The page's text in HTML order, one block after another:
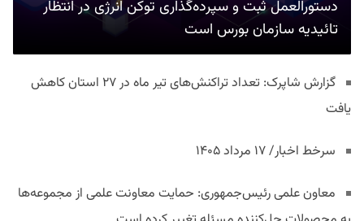
دستورالعمل ثبت و سپرده‌گذاری توکن انرژی در انتظار
تائیدیه سازمان بورس است
گزارش شاپرک: تعداد تراکنش‌های تیر ماه در ۲۷ استان‌ کاهش
یافت
سرخط اخبار/ ۱۷ مرداد ۱۴۰۵
معاون علمی رئیس‌جمهوری: حمایت معاونت علمی از مجموعه‌ها